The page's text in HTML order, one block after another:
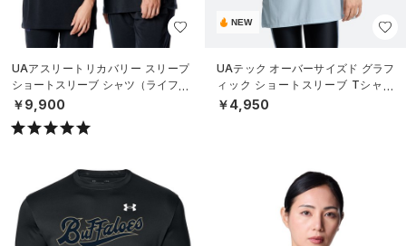
UAアスリートリカバリー スリープ
ショートスリーブ シャツ（ライフス
タイル/UNISEX）
￥9,900
NEW
UAテック オーバーサイズド グラフ
ィック ショートスリーブ Tシャツ
（トレーニング/WOMEN）
￥4,950